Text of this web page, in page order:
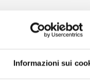
Informazioni sui